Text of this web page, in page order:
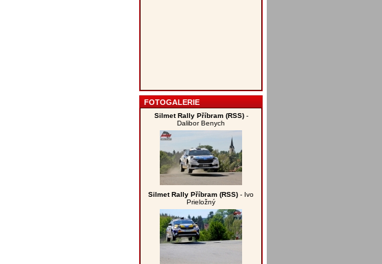
FOTOGALERIE
Silmet Rally Příbram (RSS)-
Dalibor Benych
Silmet Rally Příbram (RSS) - Ivo
Prieložný